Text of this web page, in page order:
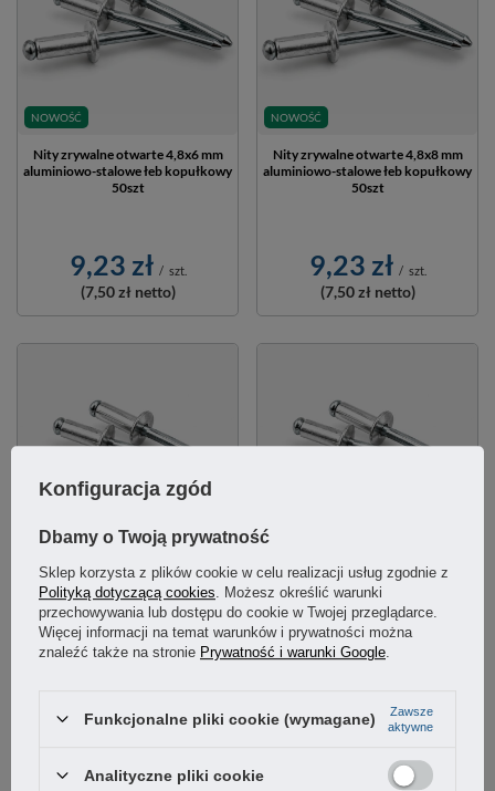
NOWOŚĆ
Nity zrywalne otwarte 4,8x6 mm
aluminiowo-stalowe łeb kopułkowy
50szt
9,23 zł / szt.
(7,50 zł netto)
NOWOŚĆ
Nity zrywalne otwarte 4,8x8 mm
aluminiowo-stalowe łeb kopułkowy
50szt
9,23 zł / szt.
(7,50 zł netto)
NOWOŚĆ
Nity zrywalne otwarte 4x18 mm
aluminiowo-stalowe łeb kopułkowy
50szt
(5,25 złnetto)
Nity zrywalne otwarte 4x25 mm
aluminiowo-stalowe łeb kopułkowy
50szt
(5,25 złnetto)
Konfiguracja zgód
Dbamy o Twoją prywatność
Sklep korzysta z plików cookie w celu realizacji usług zgodnie z
Polityką dotyczącą cookies . Możesz określić warunki
przechowywania lub dostępu do cookie w Twojej przeglądarce.
Więcej informacji na temat warunków i prywatności można
znaleźć także na stronie Prywatność i warunki Google
Funkcjonalne pliki cookie (wymagane)
Zawsze
aktywne
Analityczne pliki cookie